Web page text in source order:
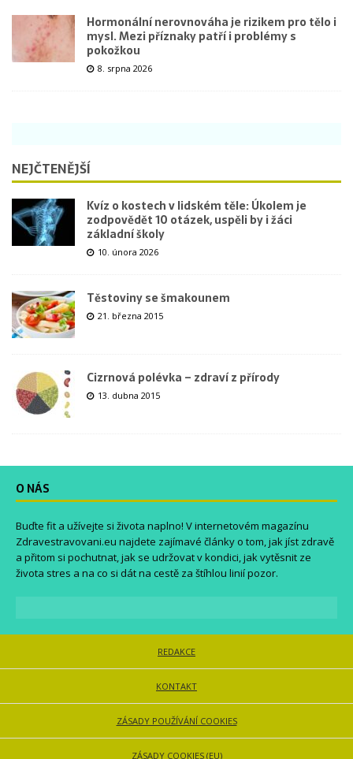
Hormonální nerovnováha je rizikem pro tělo i
mysl. Mezi příznaky patří i problémy s
pokožkou
8. srpna 2026
NEJČTENĚJŠÍ
Kvíz o kostech v lidském těle: Úkolem je
zodpovědět 10 otázek, uspěli by i žáci
základní školy
10. února 2026
Těstoviny se šmakounem
21. března 2015
Cizrnová polévka – zdraví z přírody
13. dubna 2015
O NÁS
Buďte fit a užívejte si života naplno! V internetovém magazínu
Zdravestravovani.eu najdete zajímavé články o tom, jak jíst zdravě
a přitom si pochutnat, jak se udržovat v kondici, jak vytěsnit ze
života stres a na co si dát na cestě za štíhlou linií pozor.
REDAKCE
KONTAKT
ZÁSADY POUŽÍVÁNÍ COOKIES
ZÁSADY COOKIES (EU)